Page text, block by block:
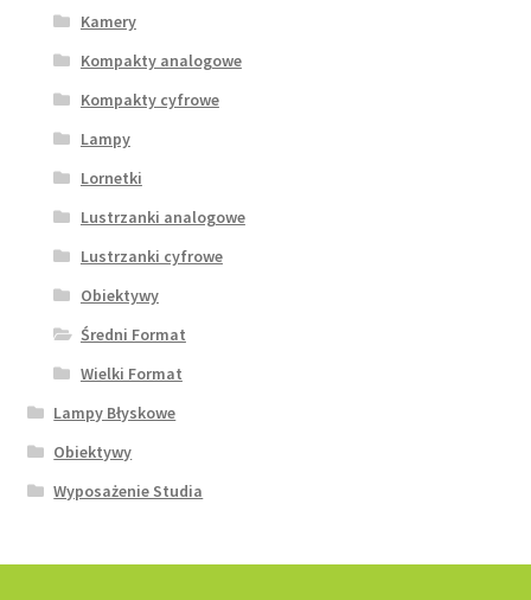
Kamery
Kompakty analogowe
Kompakty cyfrowe
Lampy
Lornetki
Lustrzanki analogowe
Lustrzanki cyfrowe
Obiektywy
Średni Format
Wielki Format
Lampy Błyskowe
Obiektywy
Wyposażenie Studia